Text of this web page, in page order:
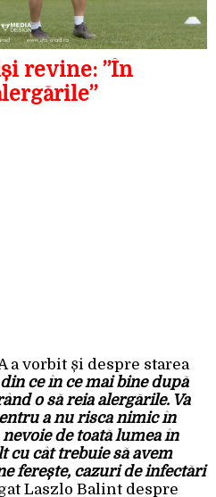
revine: ”În
vorbit și despre starea
din ce în ce mai bine după
o să reia alergările. Va
a nu risca nimic în
de toată lumea în
cu cât trebuie să avem
ferește, cazuri de infectări
Laszlo Balint despre